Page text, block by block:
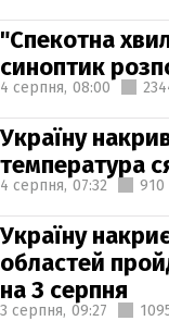
"Спекотна
синоптик
4 серпня, 08:00
Україну
температура
4 серпня, 07:32 910
Україну
областей
на 3 серпня
3 серпня, 09:27